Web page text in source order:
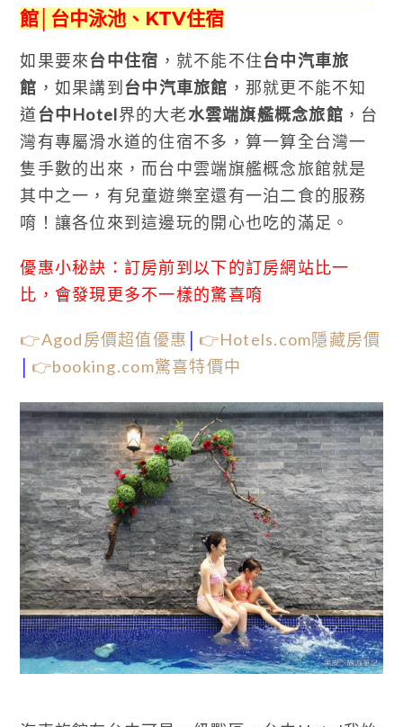
館│台中泳池、KTV住宿
如果要來台中住宿 ，就不能不住台中汽車旅
館 ，如果講到 台中汽車旅館 ，那就更不能不知
道台中Hotel界的大老水雲端旗艦概念旅館 ，台
灣有專屬滑水道的住宿不多，算一算全台灣一
隻手數的出來，而台中雲端旗艦概念旅館就是
其中之一，有兒童遊樂室還有一泊二食的服務
唷！讓各位來到這邊玩的開心也吃的滿足。
優惠小秘訣：訂房前到以下的訂房網站比一
比，會發現更多不一樣的驚喜唷
👉Agod房價超值優惠
👉Hotels.com隱藏房價
👉booking.com驚喜特價中